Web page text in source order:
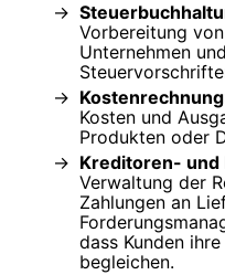
Vorbereitung
Unternehmen
Kostenrechnung
Kosten und
Produkten oder
Kreditoren- und
Verwaltung der
Zahlungen an
dass Kunden
begleichen.